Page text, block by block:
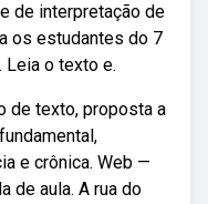
de interpretação de
os estudantes do 7
Leia o texto e.
de texto, proposta a
e crônica. Web —
de aula. A rua do